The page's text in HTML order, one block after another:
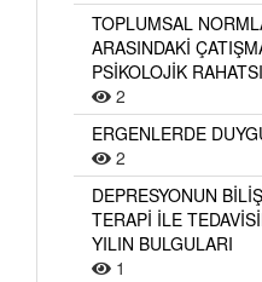
TOPLUMSAL
ARASINDAKİ
PSİKOLOJİK
2
ERGENLERDE
2
DEPRESYONUN
TERAPİ İLE
YILIN BULGULARI
1